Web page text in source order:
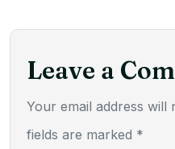
Leave a
Your email address will
fields are marked *